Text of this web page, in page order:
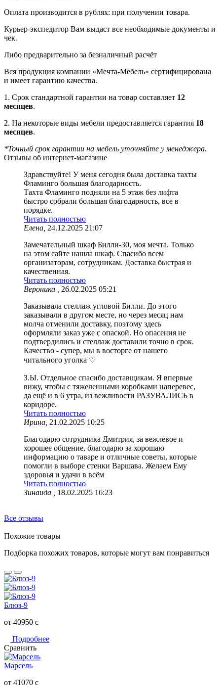
Оплата производится в рублях: при получении товара.
Курьер-экспедитор Вам выдаст все необходимые документы и
чек.
Либо предварительно за безналичный расчёт
Вся продукция компании «Мечта-Мебель» сертифицирована
и имеет гарантию качества.
1. Срок стандартной гарантии на товар составляет 12
месяцев.
2. На некоторые виды мебели предоставляется гарантия 18
месяцев.
*Точный срок гарантии на мебель уточняйте у менеджера.
Отзывы об интернет-магазине
Здравствуйте! У меня сегодня была доставка тахты
Фламинго большая благодарность.
Тахта Фламинго подняли на 5 этаж без лифта
быстро собрали большая благодарность, все в
порядке.
Читать полностью
Елена, 24.12.2025 21:07
Замечательный шкаф Билли-30, моя мечта. Только
на этом сайте нашла шкаф. Спасибо всем
организаторам, сотрудникам. Доставка быстрая и
качественная.
Читать полностью
Вероника ,
26.02.2025 05:21
Заказывала стеллаж угловой Билли. До этого
заказывали в другом месте, но через месяц нам
молча отменили доставку, поэтому здесь
оформляли заказ уже с опаской. Но опасения не
подтвердились и стеллаж доставили точно в срок.
Качество - супер, мы в восторге от нашего
читального уголка ♡
З.Ы. Отдельное спасибо доставщикам. Я впервые
вижу, чтобы с тяжеленными коробками наперевес,
да ещё и в 6 утра, из вежливости РАЗУВАЛИСЬ в
коридоре.
Читать полностью
Ирина, 21.02.2025 10:25
Благодарю сотрудника Дмитрия, за вежлевое и
хорошее общение, благодарю за хорошаю
информацию о таваре и отличные советы, которые
помогли в выборе стенки Варшава. Желаем Ему
здоровья и удачи в всём
Читать полностью
Зинаида ,
18.02.2025 16:23
Все отзывы
Похожие товары
Подборка похожих товаров, которые могут вам понравиться
Блюз-9
от 40950 c
Подробнее
Сравнить
Марсель
от 41070 c